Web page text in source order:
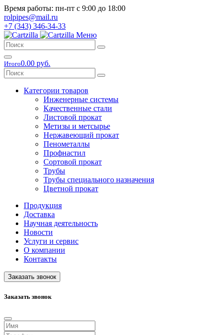
Время работы: пн-пт с 9:00 до 18:00
rolpipes@mail.ru
+7 (343) 346-34-33
Меню
Итого0.00 руб.
Категории товаров
Инженерные системы
Качественные стали
Листовой прокат
Метизы и метсырье
Нержавеющий прокат
Пенометаллы
Профнастил
Сортовой прокат
Трубы
Трубы специального назначения
Цветной прокат
Продукция
Доставка
Научная деятельность
Новости
Услуги и сервис
О компании
Контакты
Заказать звонок
Заказать звонок